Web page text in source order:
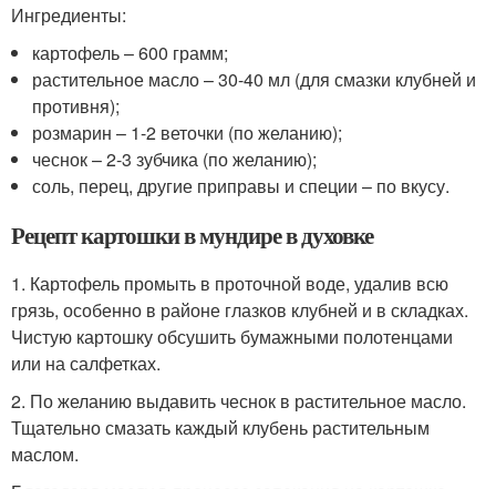
Ингредиенты:
картофель – 600 грамм;
растительное масло – 30-40 мл (для смазки клубней и
противня);
розмарин – 1-2 веточки (по желанию);
чеснок – 2-3 зубчика (по желанию);
соль, перец, другие приправы и специи – по вкусу.
Рецепт картошки в мундире в духовке
1. Картофель промыть в проточной воде, удалив всю
грязь, особенно в районе глазков клубней и в складках.
Чистую картошку обсушить бумажными полотенцами
или на салфетках.
2. По желанию выдавить чеснок в растительное масло.
Тщательно смазать каждый клубень растительным
маслом.